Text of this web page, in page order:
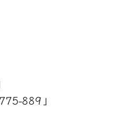
uploads/
889」